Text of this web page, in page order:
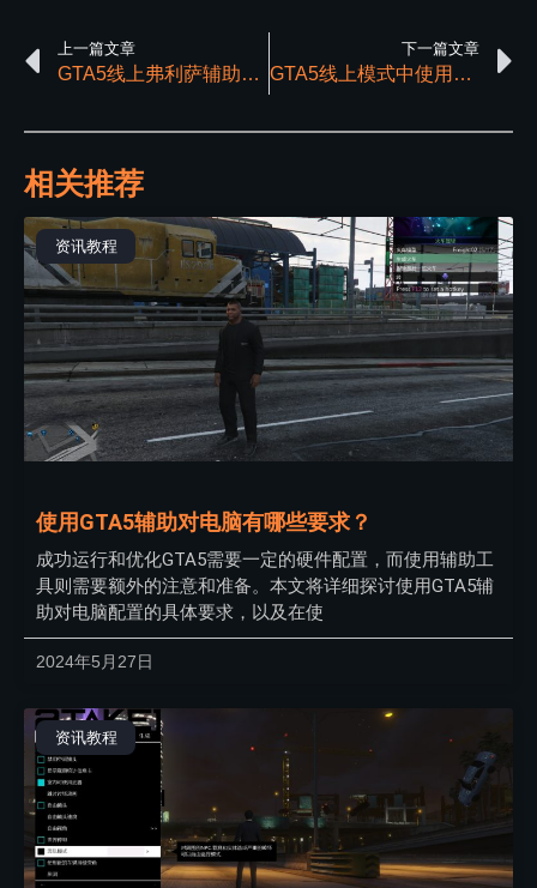
上一篇文章
GTA5线上弗利萨辅助测评
下一篇文章
GTA5线上模式中使用免费辅助可能会出现哪些问题
相关推荐
资讯教程
使用GTA5辅助对电脑有哪些要求？
成功运行和优化GTA5需要一定的硬件配置，而使用辅助工
具则需要额外的注意和准备。本文将详细探讨使用GTA5辅
助对电脑配置的具体要求，以及在使
2024年5月27日
资讯教程